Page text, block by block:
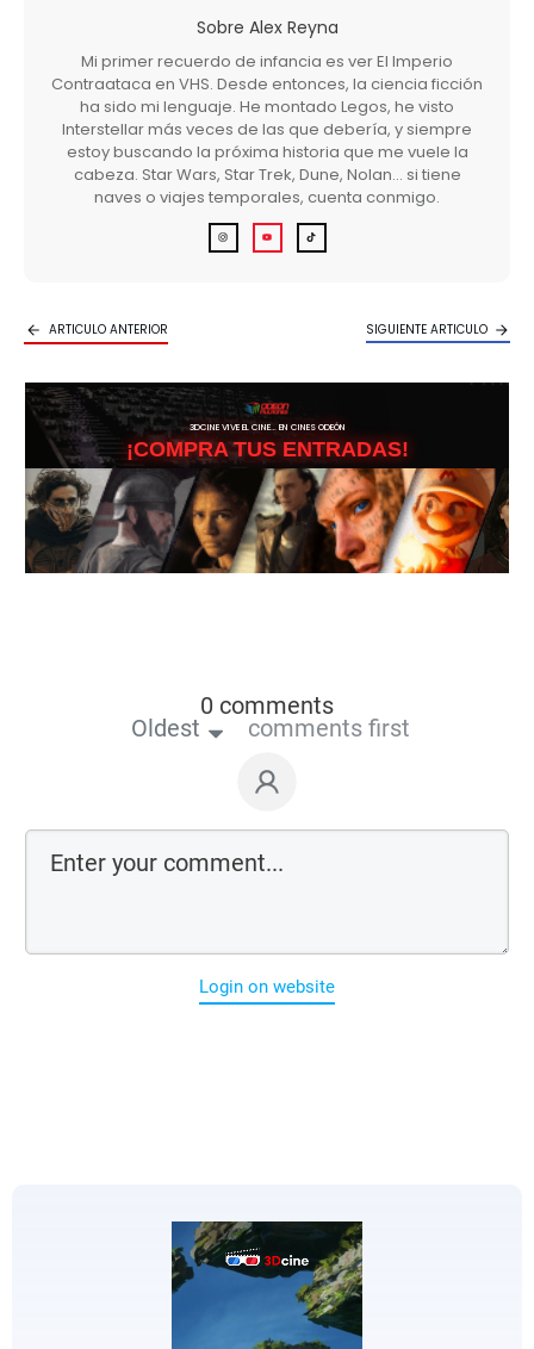
Sobre Alex Reyna
Mi primer recuerdo de infancia es ver El Imperio
Contraataca en VHS. Desde entonces, la ciencia ficción
ha sido mi lenguaje. He montado Legos, he visto
Interstellar más veces de las que debería, y siempre
estoy buscando la próxima historia que me vuele la
cabeza. Star Wars, Star Trek, Dune, Nolan… si tiene
naves o viajes temporales, cuenta conmigo.
ARTICULO ANTERIOR SIGUIENTE ARTICULO
3DCINE VIVE EL CINE… EN CINES ODEÓN
¡COMPRA TUS ENTRADAS!
0 comments
Oldest comments first
Login on website